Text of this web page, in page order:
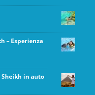
– Esperienza
Sheikh in auto